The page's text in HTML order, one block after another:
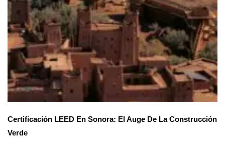
Certificación LEED En Sonora: El Auge De La Construcción
Verde